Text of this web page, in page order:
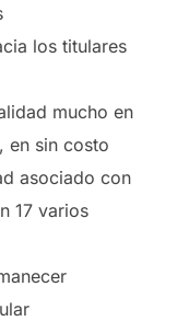
los titulares
mucho en
en sin costo
asociado con
17 varios